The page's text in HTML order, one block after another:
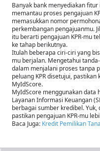
Banyak bank menyediakan
memantau proses pengajuan
memasukkan nomor
perkembangan pengajuanmu.
itu berarti pengajuan KPR-mu
ke tahap berikutnya.
Itulah beberapa ciri-ciri yang
mu berjalan. Mengetahui
dalam menjalani proses tanpa
peluang KPR disetujui,
MyIdScore.
MyIdScore menggunakan
Layanan Informasi Keuangan
berbagai sumber kredibel. Yuk,
pastikan pengajuan KPR-mu
Baca Juga: Kredit Pemilikan